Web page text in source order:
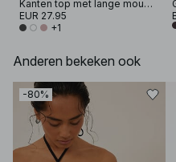
Kanten top met lange mouwen
EUR 27.95
+1
Anderen bekeken ook
-80%